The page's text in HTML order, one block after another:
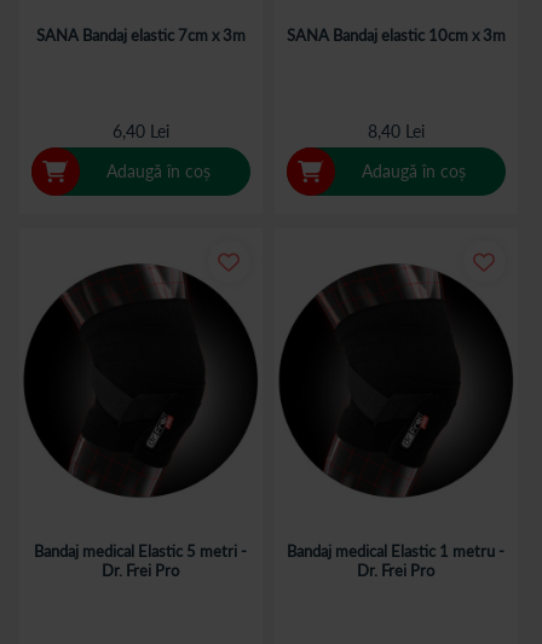
SANA Bandaj elastic 7cm x 3m
6,40 Lei
Adaugă în coș
SANA Bandaj elastic 10cm x 3m
8,40 Lei
Adaugă în coș
Bandaj medical Elastic 5 metri -
Dr. Frei Pro
Bandaj medical Elastic 1 metru -
Dr. Frei Pro